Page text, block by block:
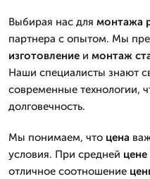
Выбирая нас для монтажа
партнера с опытом. Мы
изготовление и монтаж
Наши специалисты знают
современные технологии,
долговечность.
Мы понимаем, что цена
условия. При средней цене
отличное соотношение